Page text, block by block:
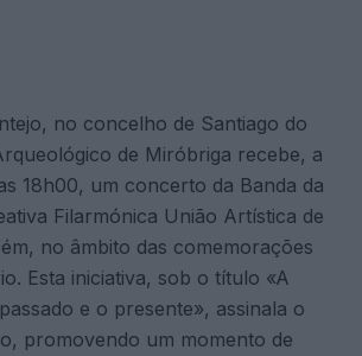
no concelho de Santiago do
de Miróbriga recebe, a
18h00, um concerto da Banda da
Filarmónica União Artística de
no âmbito das comemorações
Esta iniciativa, sob o título «A
e o presente», assinala o
promovendo um momento de